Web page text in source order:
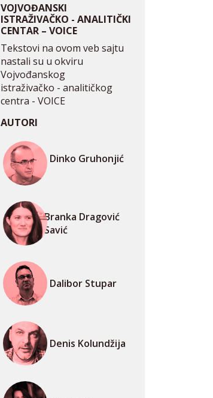
VOJVOĐANSKI
ISTRAŽIVAČKO - ANALITIČKI
CENTAR – VOICE
Tekstovi na ovom veb sajtu
nastali su u okviru
Vojvođanskog
istraživačko - analitičkog
centra - VOICE
AUTORI
Dinko Gruhonjić
Branka Dragović
Savić
Dalibor Stupar
Denis Kolundžija